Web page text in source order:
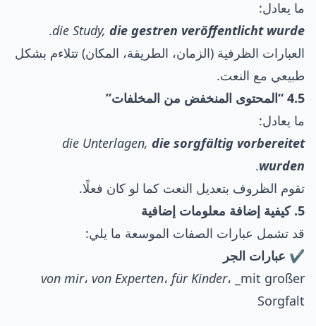
ما يعادل:
die Study, die gestren veröffentlicht wurde
.
العبارات الظرفية (الزمان، الطريقة، المكان) تتلاءم بشكل
طبيعي مع النعت.
4.5 “المحتوى المنخفض من المخلفات”
ما يعادل:
die Unterlagen, die sorgfältig vorbereitet
wurden
.
تقوم الظروف بتعديل النعت كما لو كان فعلًا.
5. كيفية إضافة معلومات إضافية
قد تشمل عبارات الصفات الموسعة ما يلي:
✔️ عبارات الجر
von mir، von Experten، für Kinder، _mit großer
Sorgfalt